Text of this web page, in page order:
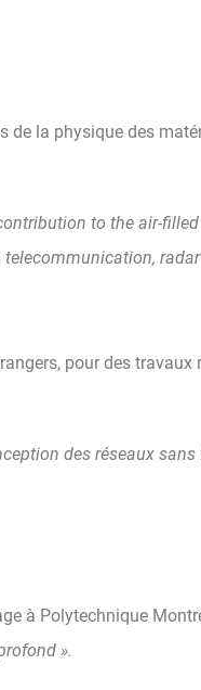
la physique des
to the air-
pour des
des réseaux sans
à Polytechnique
».